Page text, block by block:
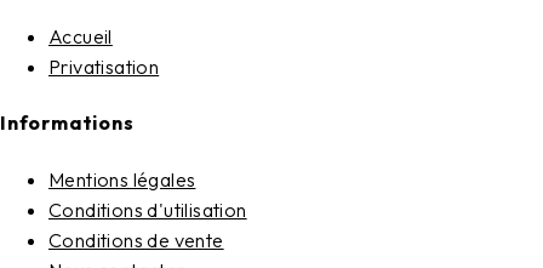
Accueil
Privatisation
Informations
Mentions légales
Conditions d'utilisation
Conditions de vente